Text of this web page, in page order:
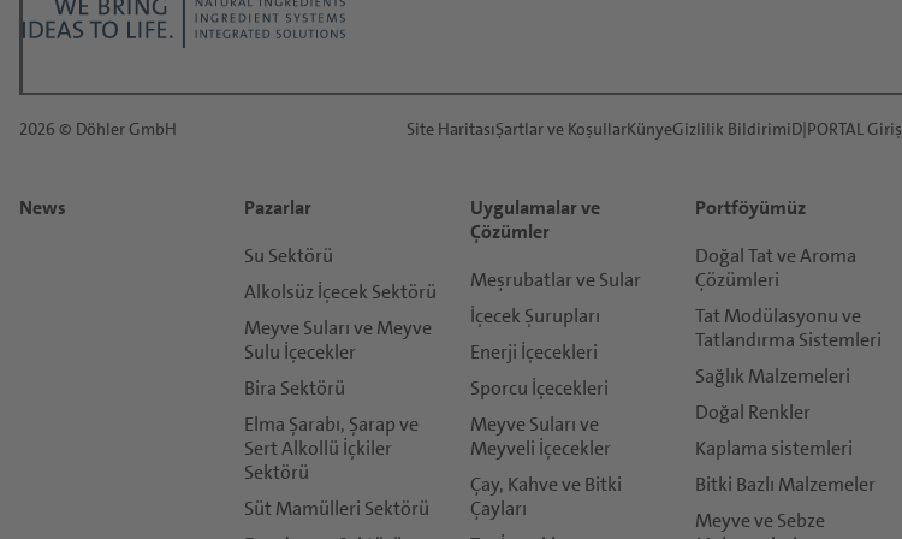
2026 © Döhler GmbH Site HaritasıŞartlar ve KoşullarKünyeGizlilik BildirimiD|PORTAL Giriş
News
Pazarlar
Su Sektörü
Alkolsüz İçecek Sektörü
Meyve Suları ve Meyve
Sulu İçecekler
Bira Sektörü
Elma Şarabı, Şarap ve
Sert Alkollü İçkiler
Sektörü
Süt Mamülleri Sektörü
Uygulamalar ve
Çözümler
Meşrubatlar ve Sular
İçecek Şurupları
Enerji İçecekleri
Sporcu İçecekleri
Meyve Suları ve
Meyveli İçecekler
Çay, Kahve ve Bitki
Çayları
Portföyümüz
Doğal Tat ve Aroma
Çözümleri
Tat Modülasyonu ve
Tatlandırma Sistemleri
Sağlık Malzemeleri
Doğal Renkler
Kaplama sistemleri
Bitki Bazlı Malzemeler
Meyve ve Sebze